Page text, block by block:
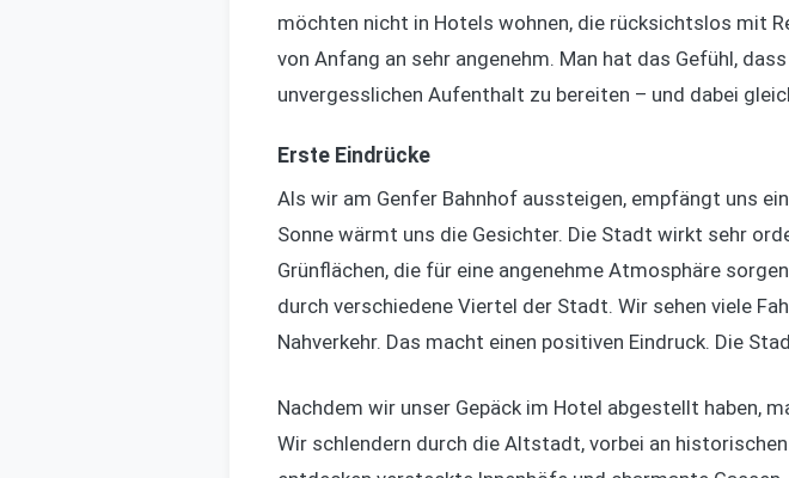
möchten nicht in Hotels wohnen, die rücksichtslos mit
von Anfang an sehr angenehm. Man hat das Gefühl,
unvergesslichen Aufenthalt zu bereiten – und dabei
Erste Eindrücke
Als wir am Genfer Bahnhof aussteigen, empfängt uns
Sonne wärmt uns die Gesichter. Die Stadt wirkt sehr
Grünflächen, die für eine angenehme Atmosphäre
durch verschiedene Viertel der Stadt. Wir sehen viele
Nahverkehr. Das macht einen positiven Eindruck. Die
Nachdem wir unser Gepäck im Hotel abgestellt haben,
Wir schlendern durch die Altstadt, vorbei an